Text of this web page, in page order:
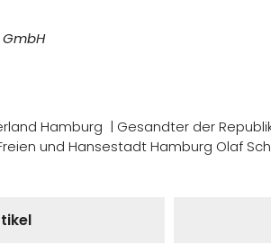
Hamburg | Gesandter der
und Hansestadt Hamburg Olaf